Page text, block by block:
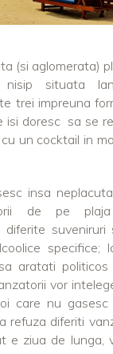
(si aglomerata)
nisip situata
trei impreuna
isi doresc sa se
un cocktail in
insa
de pe
diferite
specifice;
aratati
vor
care nu gasesc
refuza diferiti
e ziua de lunga,